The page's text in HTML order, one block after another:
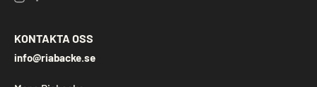
KONTAKTA OSS
info@riabacke.se